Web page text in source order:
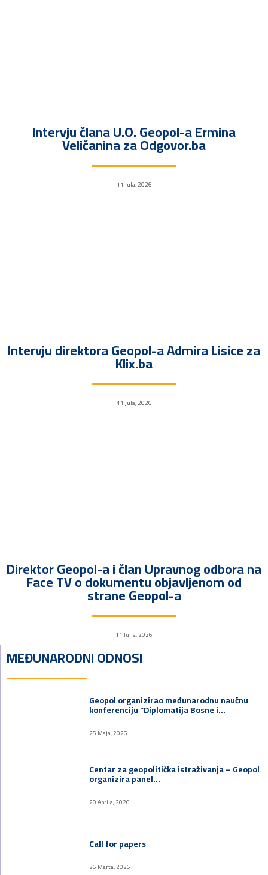
Intervju člana U.O. Geopol-a Ermina
Veličanina za Odgovor.ba
11 Jula, 2026
Intervju direktora Geopol-a Admira Lisice za
Klix.ba
11 Jula, 2026
Direktor Geopol-a i član Upravnog odbora na
Face TV o dokumentu objavljenom od
strane Geopol-a
11 Juna, 2026
MEĐUNARODNI ODNOSI
Geopol organizirao međunarodnu naučnu
konferenciju “Diplomatija Bosne i…
25 Maja, 2026
Centar za geopolitička istraživanja – Geopol
organizira panel…
20 Aprila, 2026
Call for papers
26 Marta, 2026